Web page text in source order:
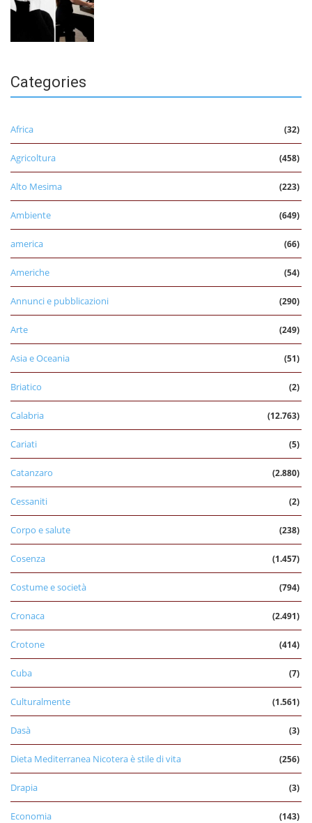
Categories
Africa (32)
Agricoltura (458)
Alto Mesima (223)
Ambiente (649)
america (66)
Americhe (54)
Annunci e pubblicazioni (290)
Arte (249)
Asia e Oceania (51)
Briatico (2)
Calabria (12.763)
Cariati (5)
Catanzaro (2.880)
Cessaniti (2)
Corpo e salute (238)
Cosenza (1.457)
Costume e società (794)
Cronaca (2.491)
Crotone (414)
Cuba (7)
Culturalmente (1.561)
Dasà (3)
Dieta Mediterranea Nicotera è stile di vita (256)
Drapia (3)
Economia (143)